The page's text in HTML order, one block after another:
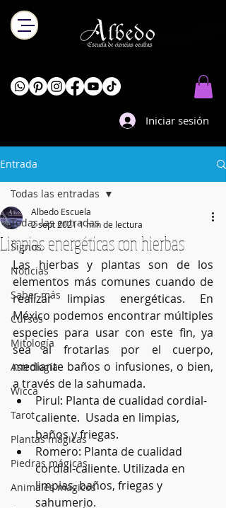
Iniciar sesión
Entrada
Todas las entradas
Signos
Noticias
Saber más
Cursos
Mitología
Astrología
Wicca
Tarot
Plantas mágicas
Piedras mágicas
Animales mágicos
Todas las entradas
Limpias energéticas con hierbas
Albedo Escuela
2 sept 20211 min de lectura
Las hierbas y plantas son de los
elementos más comunes cuando de
realizar limpias energéticas. En
México podemos encontrar múltiples
especies para usar con este fin, ya
sea al frotarlas por el cuerpo,
mediante baños o infusiones, o bien,
a través de la sahumada.
Pirul: Planta de cualidad cordial-
caliente.  Usada en limpias,
baños y friegas.
Romero: Planta de cualidad
cordial-caliente. Utilizada en
limpias, baños, friegas y
sahumerio.